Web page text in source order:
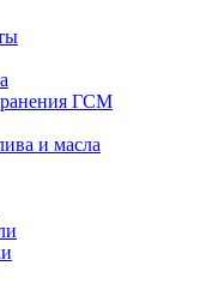
ГСМ
и масла